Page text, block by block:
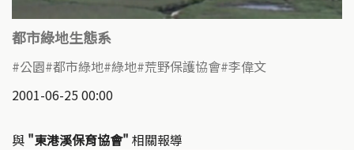
都市綠地生態系
公園 都市綠地 綠地 荒野保護協會 李偉文
2001-06-25 00:00
與 "東港溪保育協會" 相關報導